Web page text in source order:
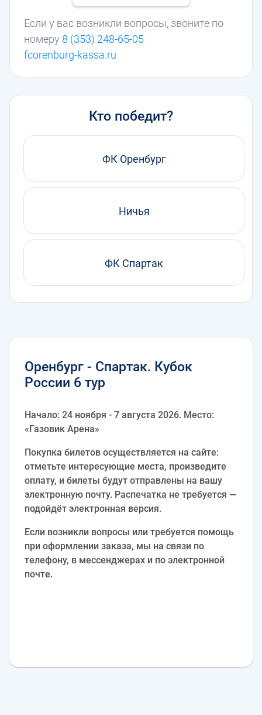
fcorenburg-kassa.ru
Если у вас возникли вопросы, звоните по
номеру 8 (353) 248-65-05
Кто победит?
ФК Оренбург
Ничья
ФК Спартак
Оренбург - Спартак. Кубок
России 6 тур
Начало: 24 ноября - 7 августа 2026. Место:
«Газовик Арена»
Покупка билетов осуществляется на сайте:
отметьте интересующие места, произведите
оплату, и билеты будут отправлены на вашу
электронную почту. Распечатка не требуется —
подойдёт электронная версия.
Если возникли вопросы или требуется помощь
при оформлении заказа, мы на связи по
телефону, в мессенджерах и по электронной
почте.